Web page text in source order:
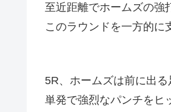
至近距離でホームズの強
このラウンドを一方的に
5R、ホームズは前に出
単発で強烈なパンチをヒ